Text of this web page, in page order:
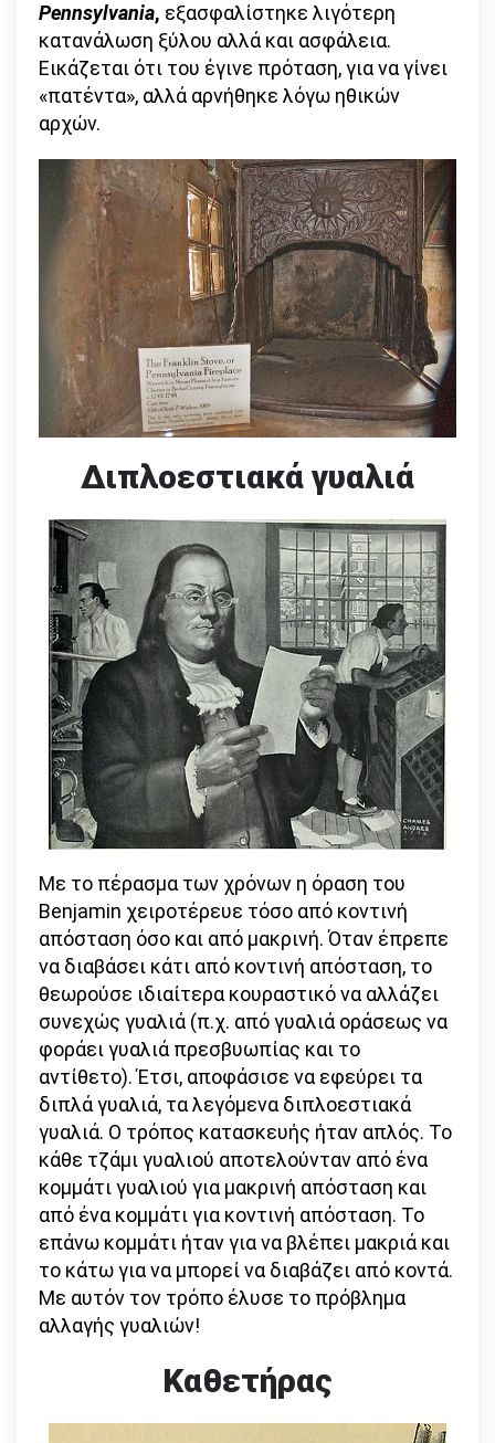
Pennsylvania, εξασφαλίστηκε λιγότερη
κατανάλωση ξύλου αλλά και ασφάλεια.
Εικάζεται ότι του έγινε πρόταση, για να γίνει
«πατέντα», αλλά αρνήθηκε λόγω ηθικών
αρχών.
Διπλοεστιακά γυαλιά
Με το πέρασμα των χρόνων η όραση του
Benjamin χειροτέρευε τόσο από κοντινή
απόσταση όσο και από μακρινή. Όταν έπρεπε
να διαβάσει κάτι από κοντινή απόσταση, το
θεωρούσε ιδιαίτερα κουραστικό να αλλάζει
συνεχώς γυαλιά (π.χ. από γυαλιά οράσεως να
φοράει γυαλιά πρεσβυωπίας και το
αντίθετο). Έτσι, αποφάσισε να εφεύρει τα
διπλά γυαλιά, τα λεγόμενα διπλοεστιακά
γυαλιά. Ο τρόπος κατασκευής ήταν απλός. Το
κάθε τζάμι γυαλιού αποτελούνταν από ένα
κομμάτι γυαλιού για μακρινή απόσταση και
από ένα κομμάτι για κοντινή απόσταση. Το
επάνω κομμάτι ήταν για να βλέπει μακριά και
το κάτω για να μπορεί να διαβάζει από κοντά.
Με αυτόν τον τρόπο έλυσε το πρόβλημα
αλλαγής γυαλιών!
Καθετήρας